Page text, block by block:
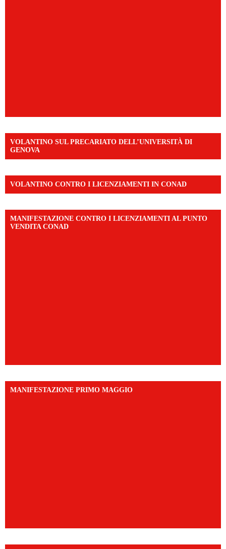
VOLANTINO SUL PRECARIATO DELL’UNIVERSITÀ DI
GENOVA
VOLANTINO CONTRO I LICENZIAMENTI IN CONAD
MANIFESTAZIONE CONTRO I LICENZIAMENTI AL PUNTO
VENDITA CONAD
MANIFESTAZIONE PRIMO MAGGIO